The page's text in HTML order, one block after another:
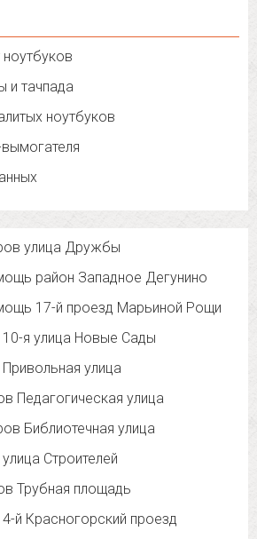
и тачпада
ноутбуков
улица Дружбы
район Западное Дегунино
17-й проезд Марьиной Рощи
я улица Новые Сады
улица
Педагогическая улица
Библиотечная улица
Строителей
Трубная площадь
й Красногорский проезд